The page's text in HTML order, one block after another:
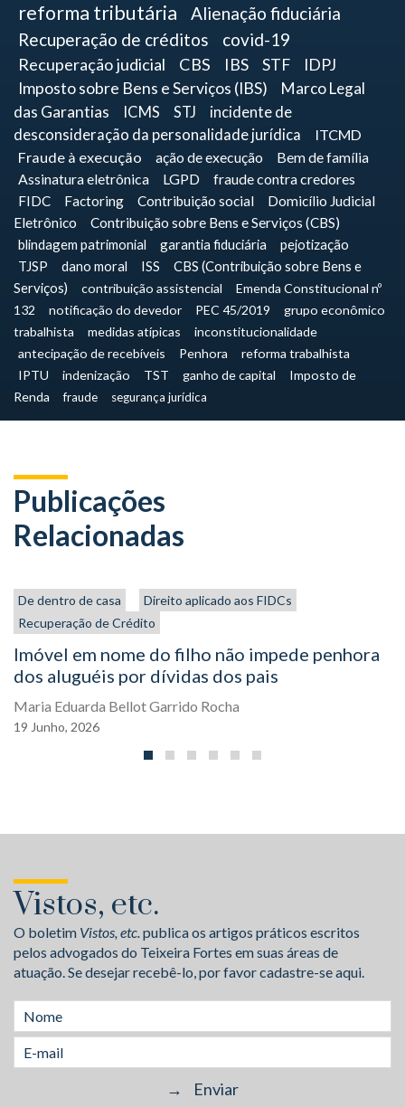
reforma tributária
Alienação fiduciária
Recuperação de créditos
covid-19
Recuperação judicial CBS IBS STF
IDPJ
Imposto sobre Bens e Serviços (IBS)
Marco Legal
das Garantias
ICMS STJ
incidente de
desconsideração da personalidade jurídica
ITCMD
Fraude à execução
ação de execução
Bem de família
Assinatura eletrônica
LGPD fraude contra credores
FIDC Factoring Contribuição social
Domicílio Judicial
Eletrônico
Contribuição sobre Bens e Serviços (CBS)
blindagem patrimonial
garantia fiduciária
pejotização
TJSP
dano moral ISS
CBS (Contribuição sobre Bens e
Serviços)
contribuição assistencial
Emenda Constitucional nº
132
notificação do devedor PEC 45/2019
grupo econômico
trabalhista
medidas atípicas
inconstitucionalidade
antecipação de recebíveis
Penhora
reforma trabalhista
IPTU
indenização TST ganho de capital
Imposto de
Renda
fraude segurança jurídica
Publicações
Relacionadas
De dentro de casa
Direito aplicado aos FIDCs
Recuperação de Crédito
Imóvel em nome do filho não impede penhora
dos aluguéis por dívidas dos pais
Maria Eduarda Bellot Garrido Rocha
19 Junho, 2026
Vistos, etc.
O boletim Vistos, etc.publica os artigos práticos escritos
pelos advogados do Teixeira Fortes em suas áreas de
atuação. Se desejar recebê-lo, por favor cadastre-se aqui.